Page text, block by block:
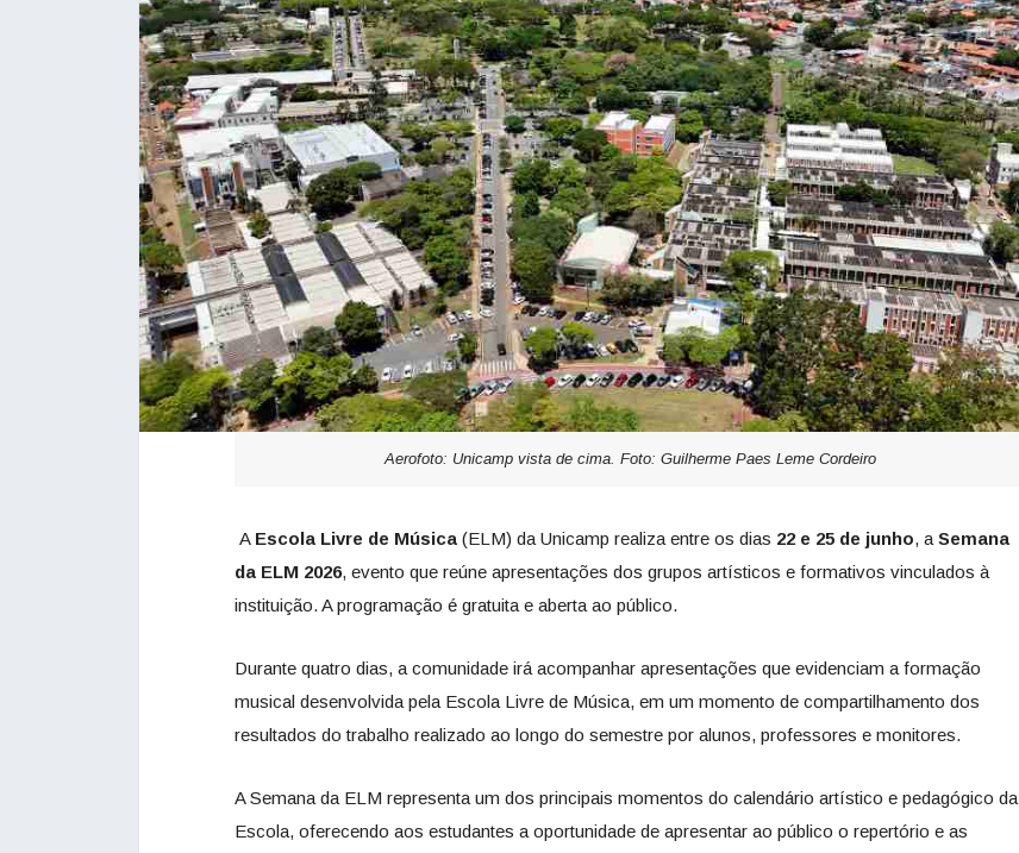
Aerofoto: Unicamp vista de cima. Foto: Guilherme Paes Leme Cordeiro
A Escola Livre de Música (ELM) da Unicamp realiza entre os dias 22 e 25 de junho, a Semana
da ELM 2026, evento que reúne apresentações dos grupos artísticos e formativos vinculados à
instituição. A programação é gratuita e aberta ao público.
Durante quatro dias, a comunidade irá acompanhar apresentações que evidenciam a formação
musical desenvolvida pela Escola Livre de Música, em um momento de compartilhamento dos
resultados do trabalho realizado ao longo do semestre por alunos, professores e monitores.
A Semana da ELM representa um dos principais momentos do calendário artístico e pedagógico da
Escola, oferecendo aos estudantes a oportunidade de apresentar ao público o repertório e as